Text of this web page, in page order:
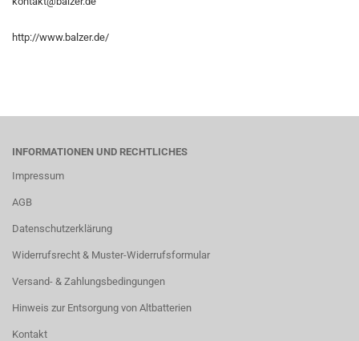
http://www.balzer.de/
INFORMATIONEN UND RECHTLICHES
Impressum
AGB
Datenschutzerklärung
Widerrufsrecht & Muster-Widerrufsformular
Versand- & Zahlungsbedingungen
Hinweis zur Entsorgung von Altbatterien
Kontakt